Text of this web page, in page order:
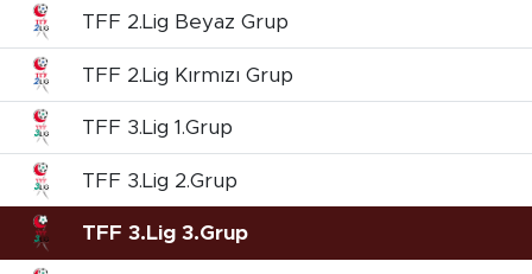
TFF 2.Lig Beyaz Grup
TFF 2.Lig Kırmızı Grup
TFF 3.Lig 1.Grup
TFF 3.Lig 2.Grup
TFF 3.Lig 3.Grup